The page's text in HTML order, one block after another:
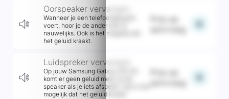
Oorspeaker vervangen
Wanneer je een telefoongesprek
voert, hoor je de ander niet of
nauwelijks. Ook is het mogelijk dat
het geluid kraakt.
aanvraag
add
Luidspreker vervangen
Op jouw Samsung Galaxy A15 5G
komt er geen geluid meer uit de
speaker als je iets afspeelt. Ook is het
mogelijk dat het geluid kraakt.
aanvraag
add